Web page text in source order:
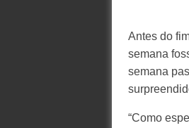
Antes do
semana
semana
“Como